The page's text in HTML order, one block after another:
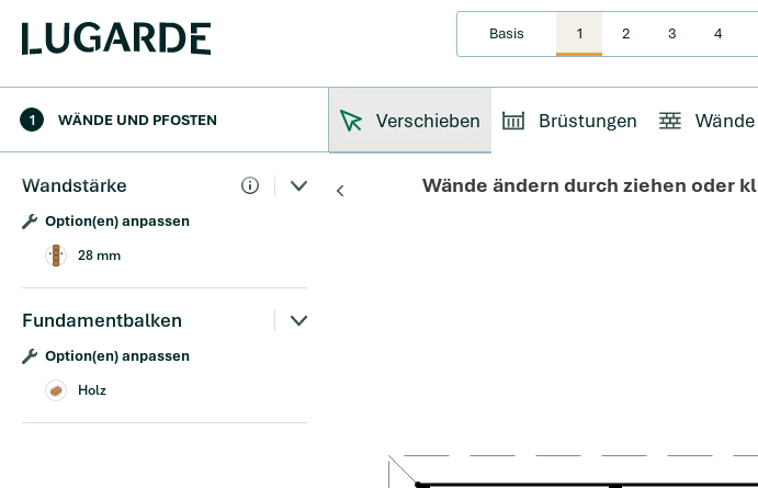
Basis 1 2 3 4
1 WÄNDE UND PFOSTEN
Wandstärke
Option(en) anpassen
28 mm
Fundamentbalken
Option(en) anpassen
Holz
Verschieben Brüstungen Wände
Wände ändern durch ziehen oder